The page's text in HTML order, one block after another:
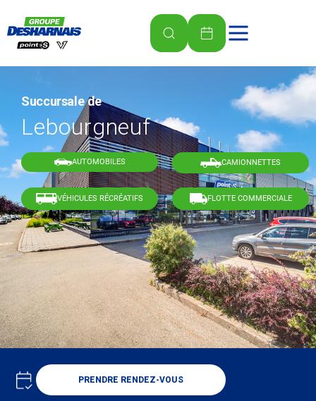
Succursale de
Lebourgneuf
AUTOMOBILES CAMIONNETTES
VÉHICULES RÉCRÉATIFS FLOTTE COMMERCIALE
PRENDRE RENDEZ-VOUS